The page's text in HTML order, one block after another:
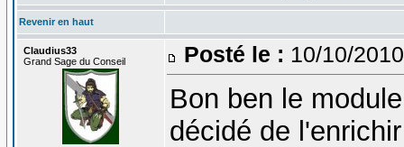
Revenir en haut
Claudius33
Grand Sage du Conseil
Posté le : 10/10/
Bon ben le
décidé de